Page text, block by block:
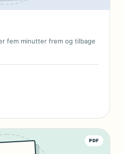
fem minutter frem og tilbage
PDF